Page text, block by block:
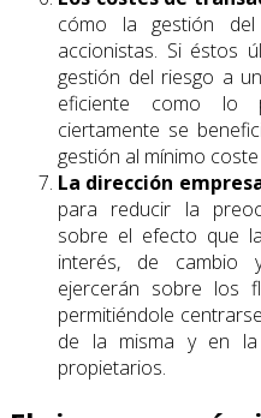
cómo la gestión
accionistas. Si éstos
gestión del riesgo a
eficiente como lo
ciertamente se
gestión al mínimo
La dirección
para reducir la
sobre el efecto que
interés, de cambio
ejercerán sobre los
permitiéndole
de la misma y en
propietarios.